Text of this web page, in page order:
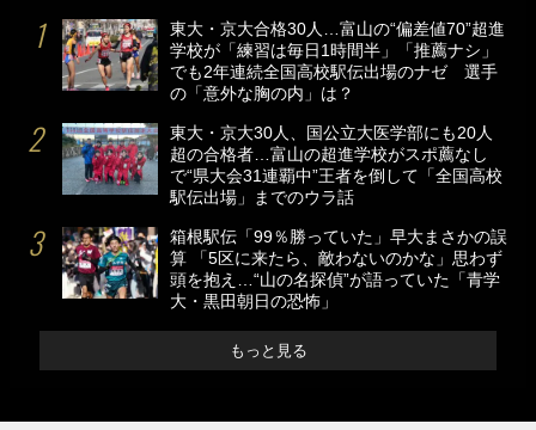
東大・京大合格30人…富山の“偏差値70”超進
学校が「練習は毎日1時間半」「推薦ナシ」
でも2年連続全国高校駅伝出場のナゼ 選手
の「意外な胸の内」は？
東大・京大30人、国公立大医学部にも20人
超の合格者…富山の超進学校がスポ薦なし
で“県大会31連覇中”王者を倒して「全国高校
駅伝出場」までのウラ話
箱根駅伝「99％勝っていた」早大まさかの誤
算 「5区に来たら、敵わないのかな」思わず
頭を抱え…“山の名探偵”が語っていた「青学
大・黒田朝日の恐怖」
もっと見る